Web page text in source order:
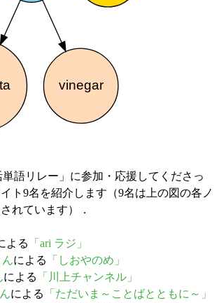
vinegar
語リレー」に参加・応援してくださっ
ト9名を紹介します（9名は上の図の各ノ
れています）．
よる
「ari ラジ」
んによる
「しおやのめ」
による
「川上チャンネル」
による
「ただいま～ことばとともに～」